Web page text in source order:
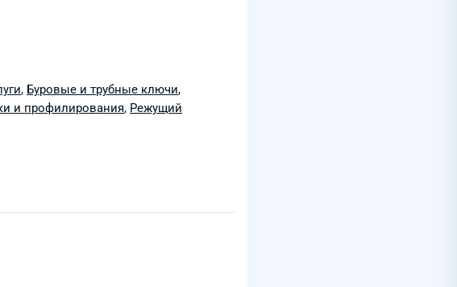
, Буровые и трубные ключи,
и профилирования, Режущий